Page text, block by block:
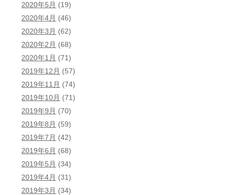
2020年5月 (19)
2020年4月 (46)
2020年3月 (62)
2020年2月 (68)
2020年1月 (71)
2019年12月 (57)
2019年11月 (74)
2019年10月 (71)
2019年9月 (70)
2019年8月 (59)
2019年7月 (42)
2019年6月 (68)
2019年5月 (34)
2019年4月 (31)
2019年3月 (34)